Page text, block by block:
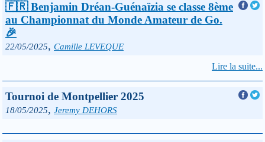
🇫🇷 Benjamin Dréan-Guénaïzia se classe 8ème
au Championnat du Monde Amateur de Go.
🎉
22/05/2025, Camille LEVEQUE
Lire la suite...
Tournoi de Montpellier 2025
18/05/2025, Jeremy DEHORS